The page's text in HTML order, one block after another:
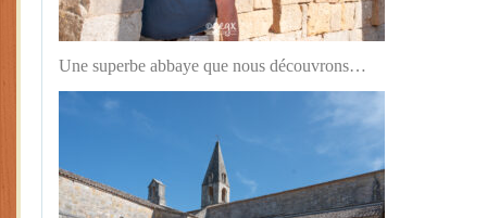
Une superbe abbaye que nous découvrons…